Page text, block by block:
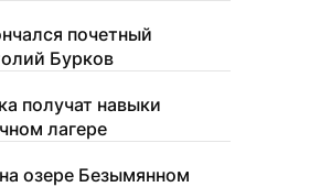
почетный
Бурков
получат навыки
лагере
озере Безымянном